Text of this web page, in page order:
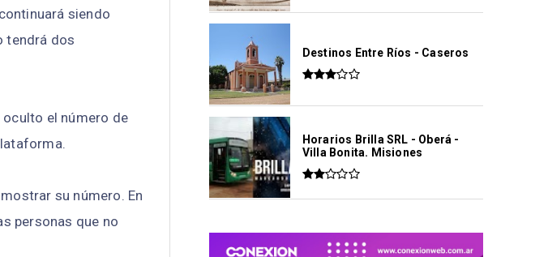
siendo
tendrá dos
el número de
su número. En
personas que no
Destinos Entre Ríos - Caseros
Horarios Brilla SRL - Oberá -
Villa Bonita. Misiones